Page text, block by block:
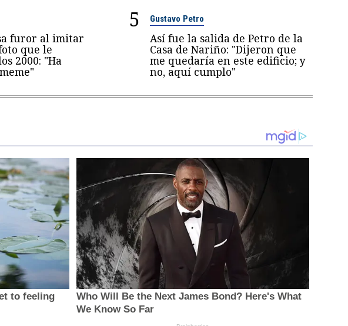
furor al imitar
que le
2000: "Ha
5 Gustavo Petro
Así fue la salida de Petro de la
Casa de Nariño: "Dijeron que
me quedaría en este edificio; y
no, aquí cumplo"